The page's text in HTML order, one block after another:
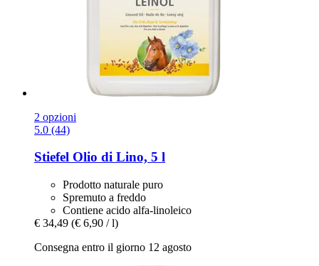
2 opzioni
5.0 (44)
Stiefel Olio di Lino, 5 l
Prodotto naturale puro
Spremuto a freddo
Contiene acido alfa-linoleico
€ 34,49 (€ 6,90 / l)
Consegna entro il giorno 12 agosto